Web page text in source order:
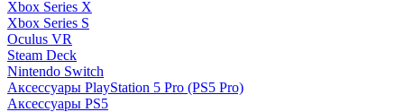
Xbox Series X
Xbox Series S
Oculus VR
Steam Deck
Nintendo Switch
Аксессуары PlayStation 5 Pro (PS5 Pro)
Аксессуары PS5